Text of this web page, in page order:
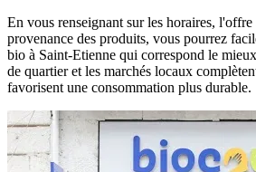
En vous renseignant sur les horaires, l'offre
provenance des produits, vous pourrez
bio à Saint-Etienne qui correspond le
de quartier et les marchés locaux
favorisent une consommation plus durable.